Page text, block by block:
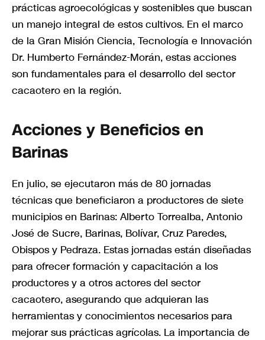
prácticas agroecológicas y sostenibles que buscan
un manejo integral de estos cultivos. En el marco
de la Gran Misión Ciencia, Tecnología e Innovación
Dr. Humberto Fernández-Morán, estas acciones
son fundamentales para el desarrollo del sector
cacaotero en la región.
Acciones y Beneficios en
Barinas
En julio, se ejecutaron más de 80 jornadas
técnicas que beneficiaron a productores de siete
municipios en Barinas: Alberto Torrealba, Antonio
José de Sucre, Barinas, Bolívar, Cruz Paredes,
Obispos y Pedraza. Estas jornadas están diseñadas
para ofrecer formación y capacitación a los
productores y a otros actores del sector
cacaotero, asegurando que adquieran las
herramientas y conocimientos necesarios para
mejorar sus prácticas agrícolas. La importancia de